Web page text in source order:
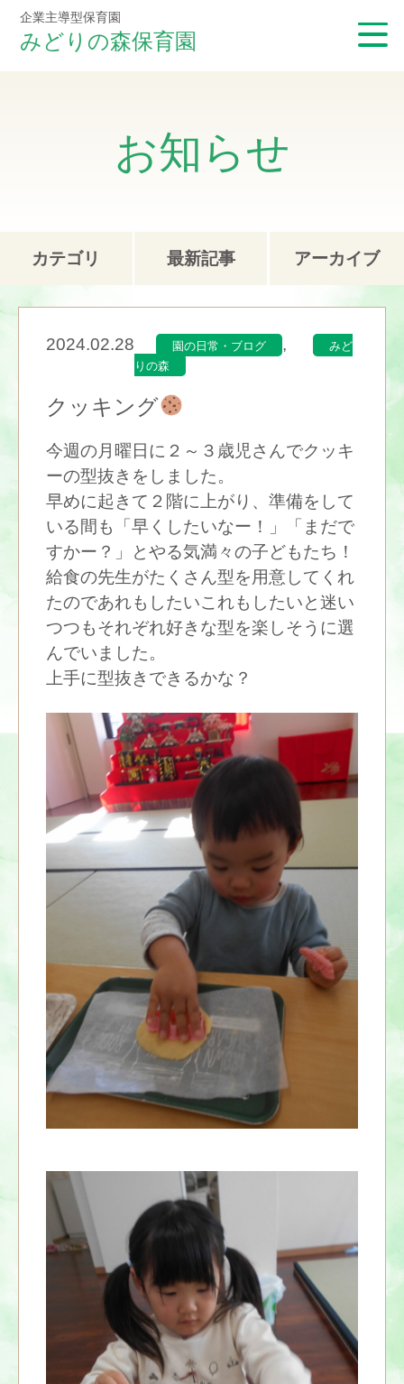
企業主導型保育園
みどりの森保育園
お知らせ
カテゴリ 最新記事 アーカイブ
2024.02.28 園の日常・ブログ ,
みど
りの森
クッキング
今週の月曜日に２～３歳児さんでクッキ
ーの型抜きをしました。
早めに起きて２階に上がり、準備をして
いる間も「早くしたいなー！」「まだで
すかー？」とやる気満々の子どもたち！
給食の先生がたくさん型を用意してくれ
たのであれもしたいこれもしたいと迷い
つつもそれぞれ好きな型を楽しそうに選
んでいました。
上手に型抜きできるかな？